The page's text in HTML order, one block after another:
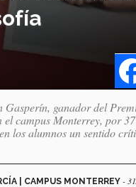
Gasperín, ganador del
campus Monterrey, por
los alumnos un sentido
| CAMPUS MONTERREY -